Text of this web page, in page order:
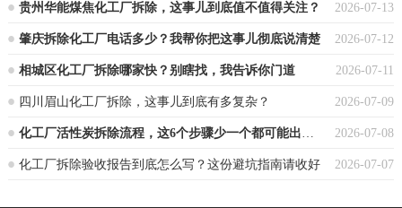
2026-07-13
贵州华能煤焦化工厂拆除，这事儿到底值不值得关注？
2026-07-12
肇庆拆除化工厂电话多少？我帮你把这事儿彻底说清楚
2026-07-11
相城区化工厂拆除哪家快？别瞎找，我告诉你门道
2026-07-09
四川眉山化工厂拆除，这事儿到底有多复杂？
2026-07-08
化工厂活性炭拆除流程，这6个步骤少一个都可能出大事
2026-07-07
化工厂拆除验收报告到底怎么写？这份避坑指南请收好